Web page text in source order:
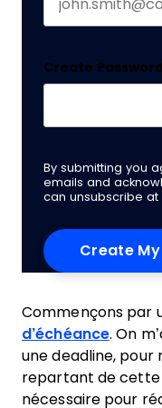
Create Password
By submitting you
emails and
can unsubscribe at
Commençons par
d’échéance. On
une deadline, pour
repartant de cette
nécessaire pour